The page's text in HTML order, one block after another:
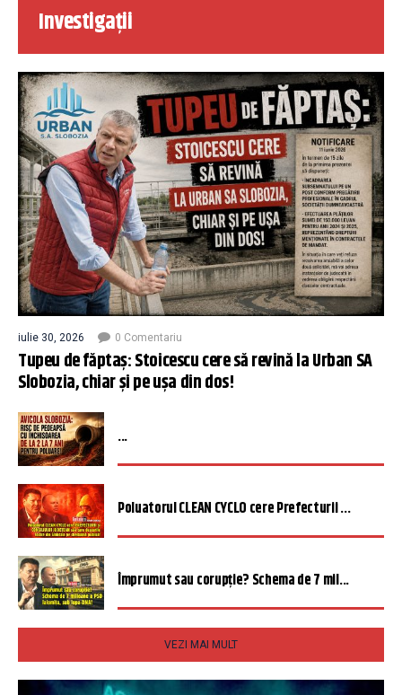
Investigații
iulie 30, 2026 0 Comentariu
Tupeu de făptaș: Stoicescu cere să revină la Urban SA
Slobozia, chiar și pe ușa din dos!
...
Poluatorul CLEAN CYCLO cere Prefecturii ...
Împrumut sau corupție? Schema de 7 mil...
VEZI MAI MULT